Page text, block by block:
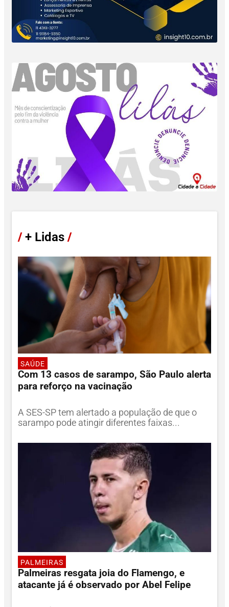
/+ Lidas /
SAÚDE
Com 13 casos de sarampo, São Paulo alerta
para reforço na vacinação
A SES-SP tem alertado a população de que o
sarampo pode atingir diferentes faixas...
PALMEIRAS
Palmeiras resgata joia do Flamengo, e
atacante já é observado por Abel Felipe